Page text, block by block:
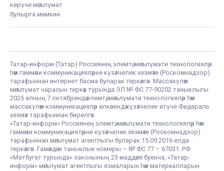
керүче мәгълүмат
булырга мөмкин.
Татар-информ (Татар) Россиянең элемтә, мәгълүмати технологияләр
һәм гаммәви коммуникацияләрне күзәтчелек хезмәте (Роскомнадзор)
тарафыннан интернет басма буларак теркәлгән. Массакүләм
мәгълүмат чарасын теркәү турында ЭЛ № ФС 77-90202 таныклыгы
2025 елның 7 октябрендә элемтә, мәгълүмати технологияләр һәм
массакүләм коммуникацияләр өлкәсендә күзәтчелек итүче Федераль
хезмәт тарафыннан бирелгән.
«Татар-информ» Россиянең элемтә, мәгълүмати технологияләр һәм
гаммәви коммуникацияләрне күзәтчелек хезмәте (Роскомнадзор)
тарафыннан мәгълүмат агентлыгы буларак 15.09.2016 елда
теркәлгән. Гамәлдәге таныклык номеры – № ФС 77 – 67031. РФ
«Матбугат турында» законының 23 маддәсе буенча, «Татар-
информ» мәгълүмат агентлыгы язмаларын һәм материалларын